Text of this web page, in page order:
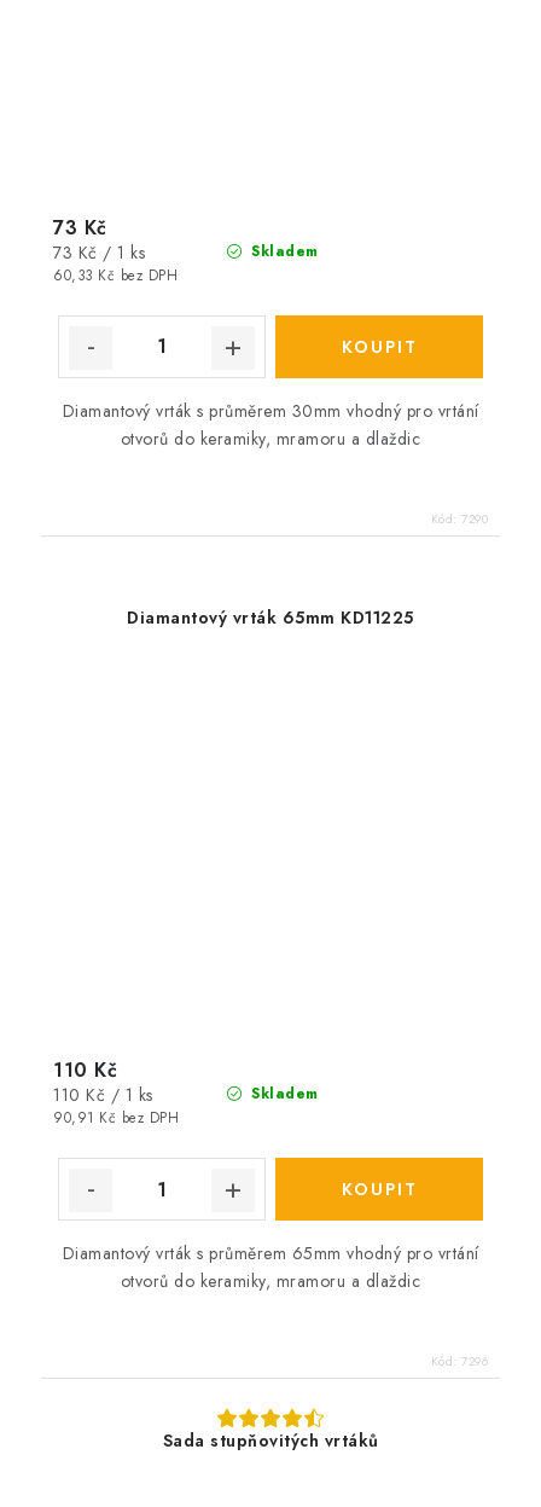
Skladem
60,33 Kč bez DPH
73 Kč
Měrná
cena:
73 Kč / 1 ks
Diamantový vrták s průměrem 30mm vhodný pro vrtání
otvorů do keramiky, mramoru a dlaždic
Kód: 7290
Diamantový vrták 65mm KD11225
Skladem
90,91 Kč bez DPH
110 Kč
Měrná
cena:
110 Kč / 1 ks
Diamantový vrták s průměrem 65mm vhodný pro vrtání
otvorů do keramiky, mramoru a dlaždic
Kód: 7296
Sada stupňovitých vrtáků